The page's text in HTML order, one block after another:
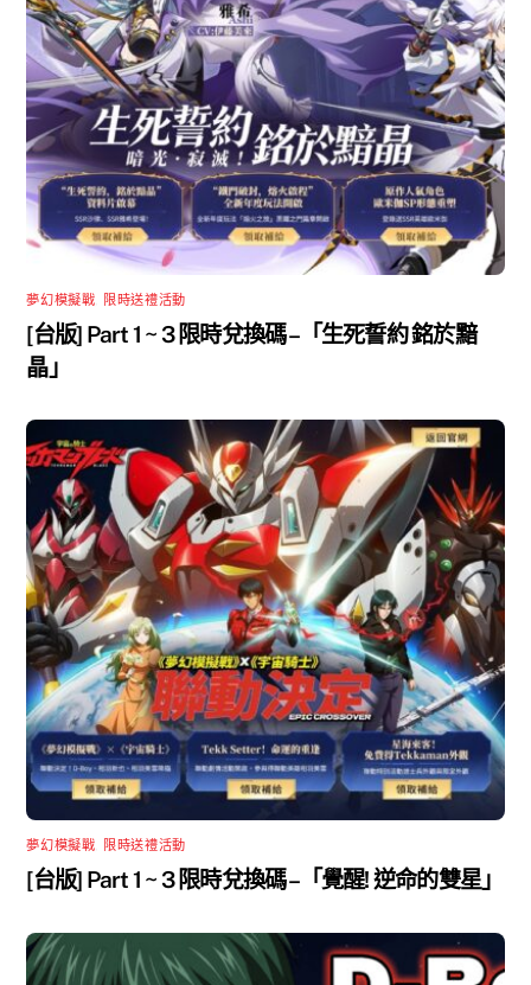
夢幻模擬戰 限時送禮活動
[台版] Part 1 ~ 3 限時兌換碼 –「生死誓約 銘於黯
晶」
夢幻模擬戰 限時送禮活動
[台版] Part 1 ~ 3 限時兌換碼 –「覺醒! 逆命的雙星」